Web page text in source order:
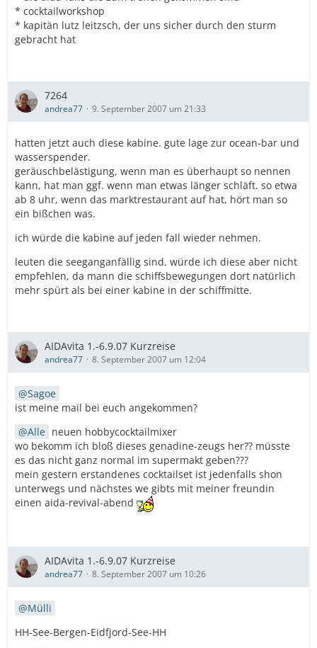
* cocktailworkshop
* kapitän lutz leitzsch, der uns sicher durch den sturm
gebracht hat
7264
andrea77 9. September 2007 um 21:33
hatten jetzt auch diese kabine. gute lage zur ocean-bar und
wasserspender.
geräuschbelästigung, wenn man es überhaupt so nennen
kann, hat man ggf. wenn man etwas länger schläft. so etwa
ab 8 uhr, wenn das marktrestaurant auf hat, hört man so
ein bißchen was.
ich würde die kabine auf jeden fall wieder nehmen.
leuten die seeganganfällig sind, würde ich diese aber nicht
empfehlen, da mann die schiffsbewegungen dort natürlich
mehr spürt als bei einer kabine in der schiffmitte.
AIDAvita 1.-6.9.07 Kurzreise
andrea77 8. September 2007 um 12:04
Sagoe
ist meine mail bei euch angekommen?
Alle neuen hobbycocktailmixer
wo bekomm ich bloß dieses genadine-zeugs her?? müsste
es das nicht ganz normal im supermakt geben???
mein gestern erstandenes cocktailset ist jedenfalls shon
unterwegs und nächstes we gibts mit meiner freundin
einen aida-revival-abend
AIDAvita 1.-6.9.07 Kurzreise
andrea77 8. September 2007 um 10:26
Mülli
HH-See-Bergen-Eidfjord-See-HH